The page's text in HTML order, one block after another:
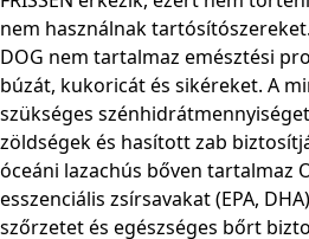
nem használnak tartósítószereket.
DOG nem tartalmaz emésztési
búzát, kukoricát és sikéreket. A
szükséges
zöldségek és hasított zab
óceáni lazachús bőven tartalmaz
esszenciális zsírsavakat (EPA,
szőrzetet és egészséges bőrt